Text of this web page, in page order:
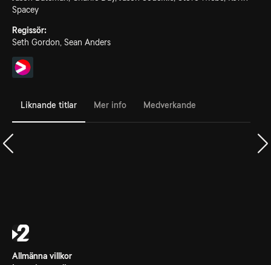
Spacey
Regissör:
Seth Gordon, Sean Anders
Liknande titlar Mer info Medverkande
Allmänna villkor